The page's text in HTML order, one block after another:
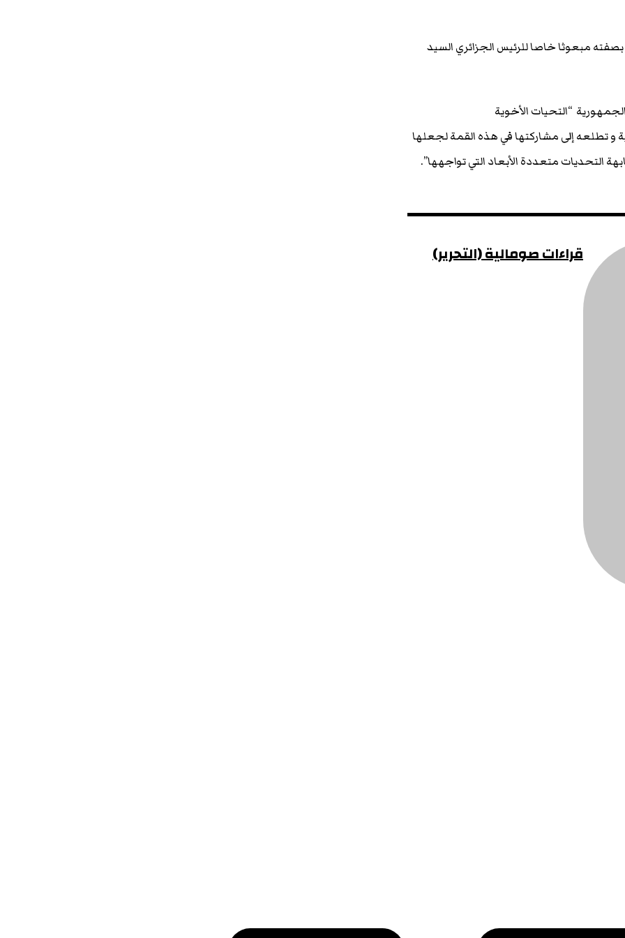
مبعوثا خاصا للرئيس الجزائري السيد
“التحيات الأخوية
و تطلعه إلى مشاركتها في هذه القمة لجعلها
التحديات متعددة الأبعاد التي تواجهها”.
قراءات صومالية (التحرير)